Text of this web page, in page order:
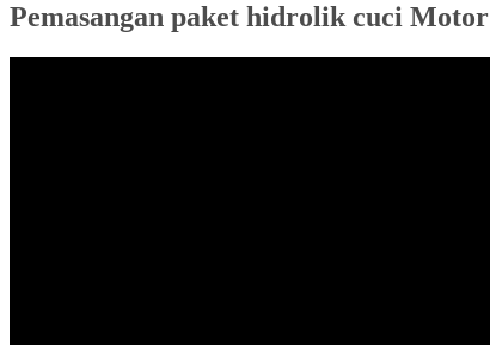
Pemasangan paket hidrolik cuci Motor